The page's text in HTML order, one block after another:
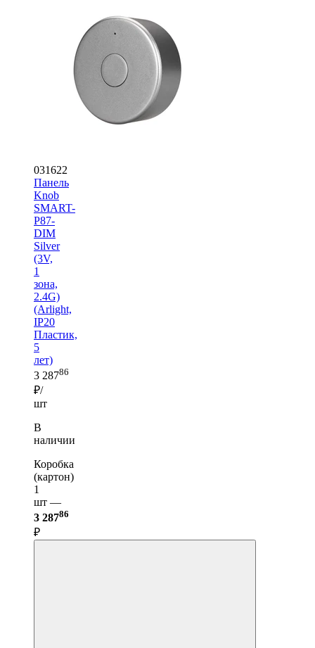
031622
Панель
Knob
SMART-
P87-
DIM
Silver
(3V,
1
зона,
2.4G)
(Arlight,
IP20
Пластик,
5
лет)
3 28786
₽/
шт
В
наличии
Коробка
(картон)
1
шт —
3 28786
₽